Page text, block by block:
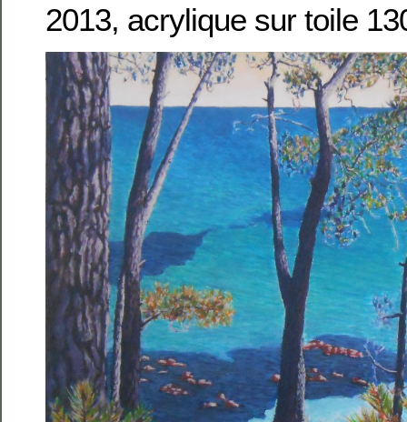
2013, acrylique sur toile